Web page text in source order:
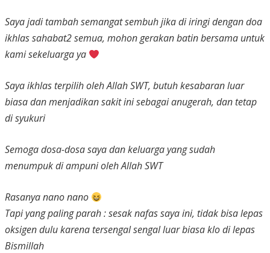
Saya jadi tambah semangat sembuh jika di iringi dengan doa
ikhlas sahabat2 semua, mohon gerakan batin bersama untuk
kami sekeluarga ya
Saya ikhlas terpilih oleh Allah SWT, butuh kesabaran luar
biasa dan menjadikan sakit ini sebagai anugerah, dan tetap
di syukuri
Semoga dosa-dosa saya dan keluarga yang sudah
menumpuk di ampuni oleh Allah SWT
Rasanya nano nano
Tapi yang paling parah : sesak nafas saya ini, tidak bisa lepas
oksigen dulu karena tersengal sengal luar biasa klo di lepas
Bismillah